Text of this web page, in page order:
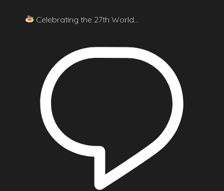
Celebrating the 27th World…